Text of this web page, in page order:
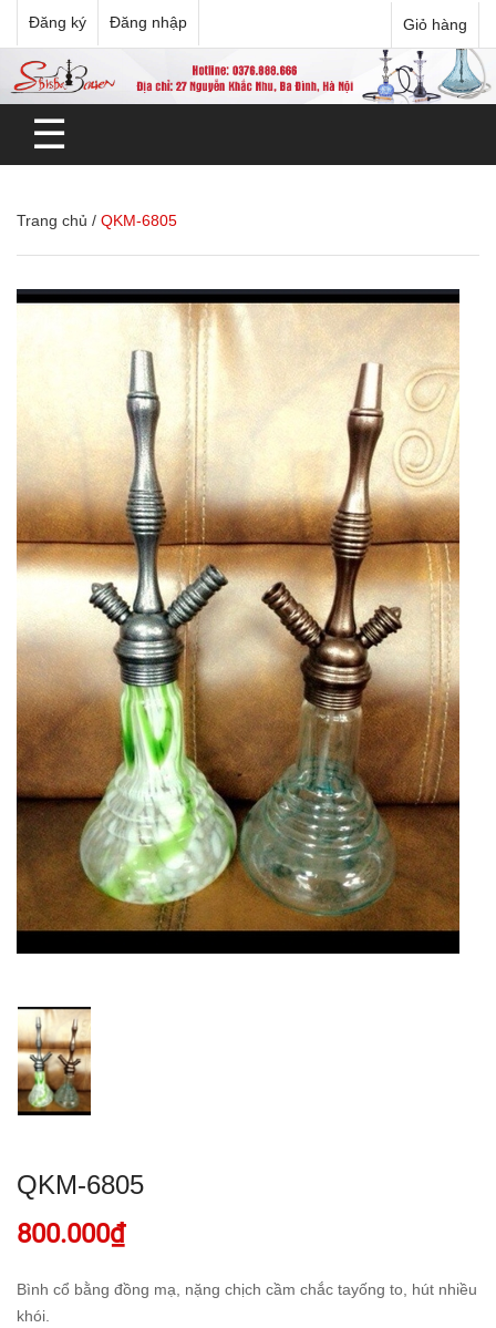
Đăng ký Đăng nhập Giỏ hàng
☰
Trang chủ / QKM-6805
QKM-6805
800.000₫
Bình cổ bằng đồng mạ, nặng chịch cầm chắc tayống to, hút nhiều
khói.